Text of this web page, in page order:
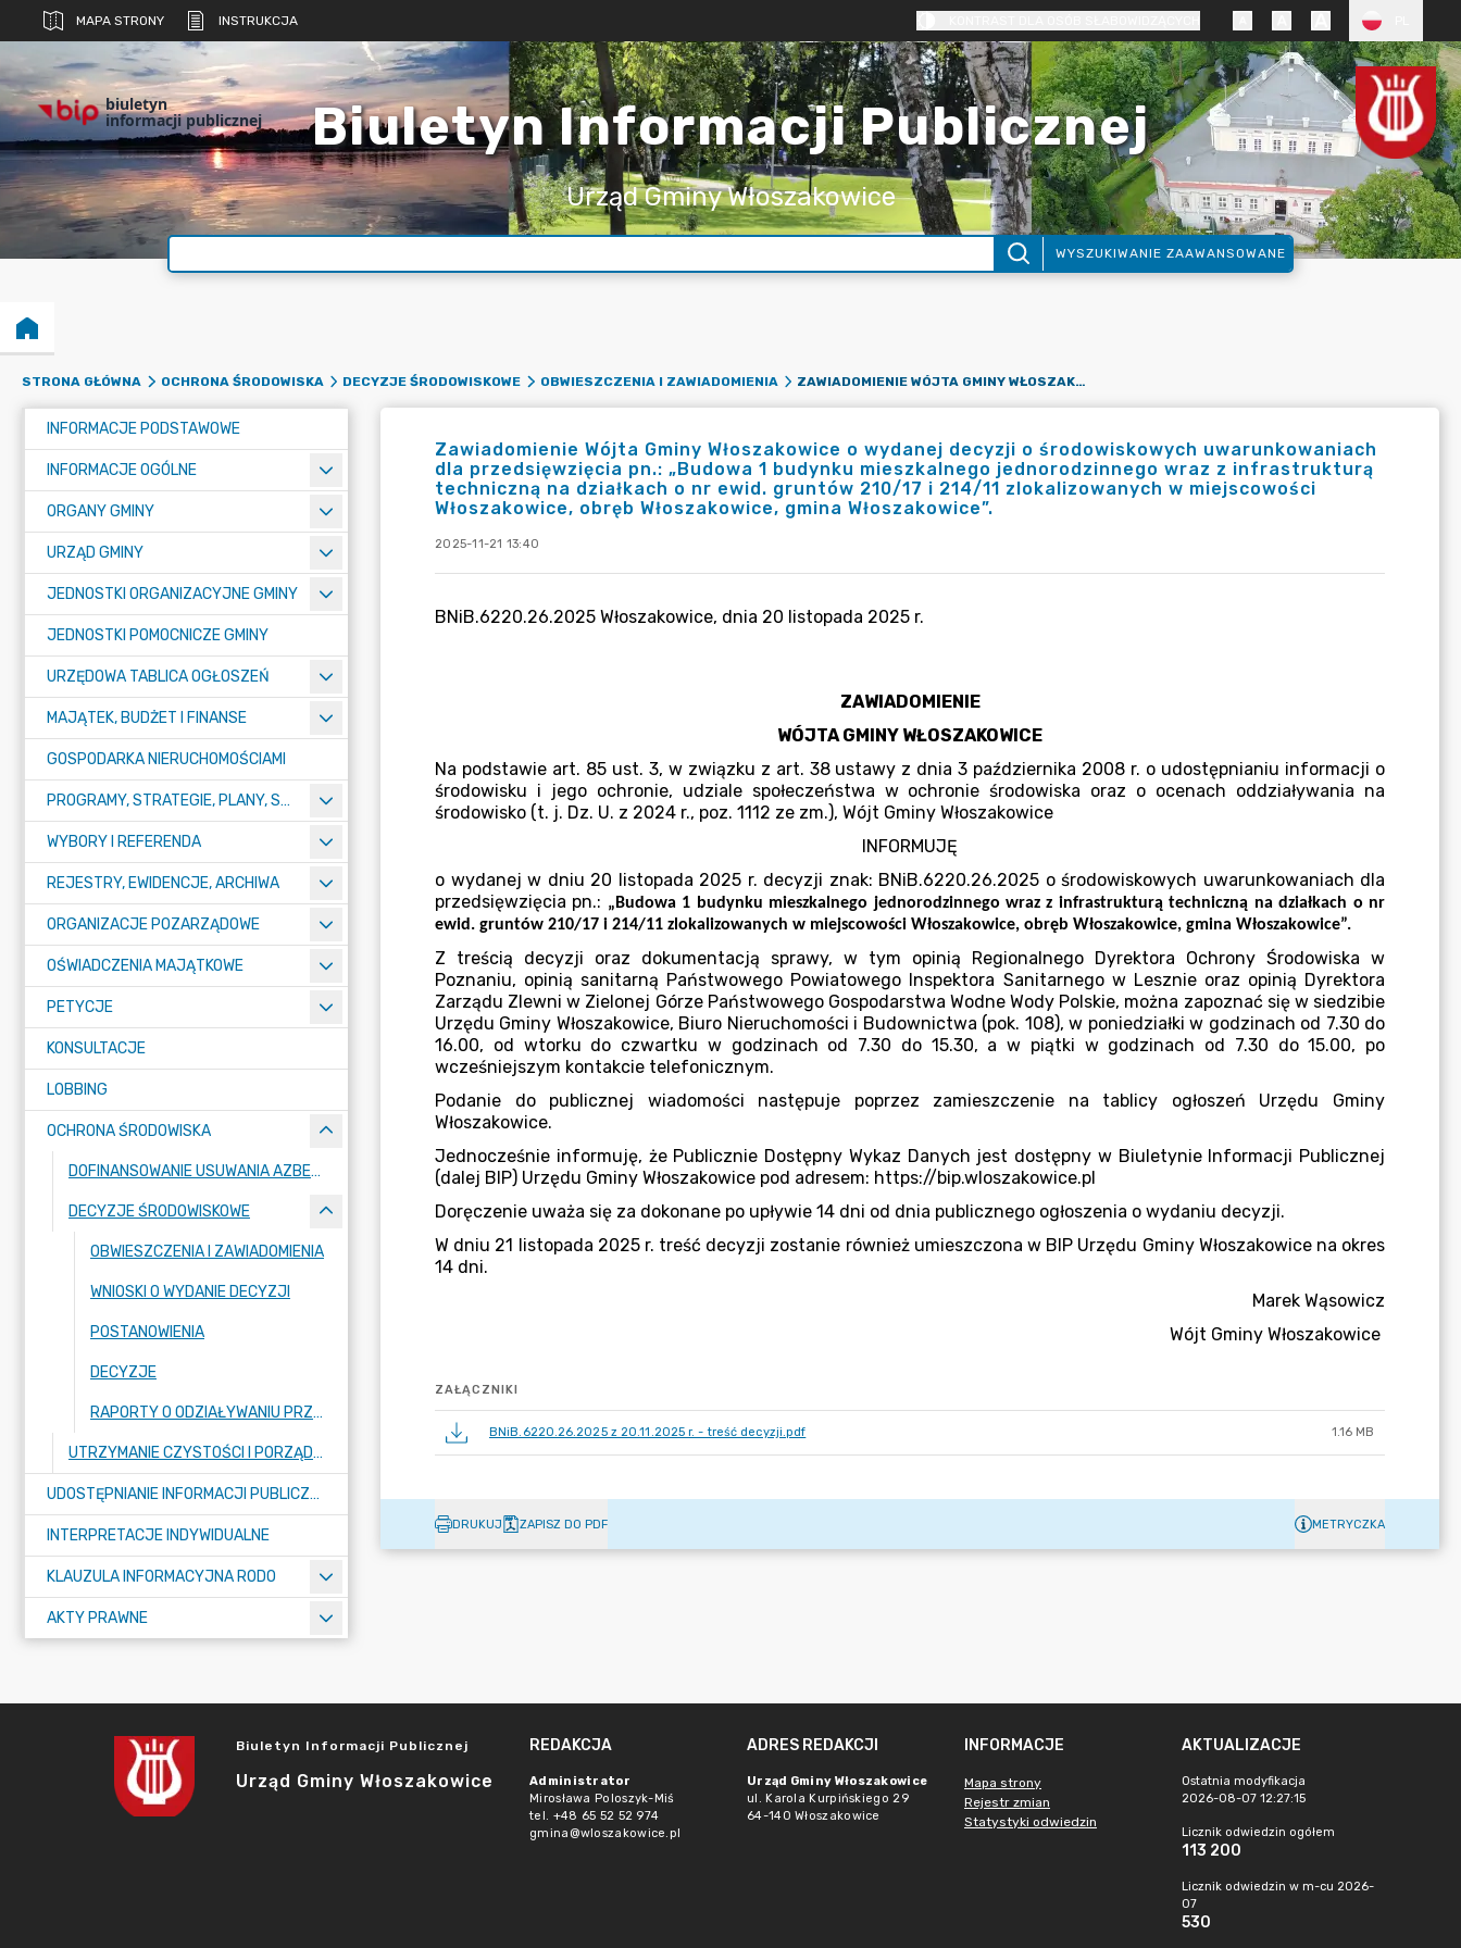
MAPA STRONY INSTRUKCJA
biuletyn
informacji publicznej Biuletyn Informacji Publicznej
Urząd Gminy Włoszakowice
WYSZUKIWANIE ZAAWANSOWANE
STRONA GŁÓWNA OCHRONA ŚRODOWISKA DECYZJE ŚRODOWISKOWE OBWIESZCZENIA I ZAWIADOMIENIA ZAWIADOMIENIE WÓJTA GMINY WŁOSZAKOWICE O WYDANEJ DECYZJI O ŚRODOWISKOWYCH UWARUNKOWANIACH DLA PRZEDSIĘWZIĘCIA PN.: „BUDOWA 1 BUDYNKU MIESZKALNEGO JEDNORODZINNEGO WRAZ Z INFRASTRUKTURĄ TECHNICZNĄ NA DZIAŁKACH O NR EWID. GRUNTÓW 210/17 I 214/11 ZLOKALIZOWANYCH W MIEJSCOWOŚCI WŁOSZAKOWICE, OBRĘB WŁOSZAKOWICE, GMINA WŁOSZAKOWICE”.
INFORMACJE PODSTAWOWE
INFORMACJE OGÓLNE
ORGANY GMINY
URZĄD GMINY
JEDNOSTKI ORGANIZACYJNE GMINY
JEDNOSTKI POMOCNICZE GMINY
URZĘDOWA TABLICA OGŁOSZEŃ
MAJĄTEK, BUDŻET I FINANSE
GOSPODARKA NIERUCHOMOŚCIAMI
PROGRAMY, STRATEGIE, PLANY, SPRAWOZDANIA I OPRACOWANIA
WYBORY I REFERENDA
REJESTRY, EWIDENCJE, ARCHIWA
ORGANIZACJE POZARZĄDOWE
OŚWIADCZENIA MAJĄTKOWE
PETYCJE
KONSULTACJE
LOBBING
OCHRONA ŚRODOWISKA
DOFINANSOWANIE USUWANIA AZBESTU
DECYZJE ŚRODOWISKOWE
OBWIESZCZENIA I ZAWIADOMIENIA
WNIOSKI O WYDANIE DECYZJI
POSTANOWIENIA
DECYZJE
RAPORTY O ODZIAŁYWANIU PRZEDSIĘWZIĘĆ NA ŚRODOWISKO
UTRZYMANIE CZYSTOŚCI I PORZĄDKU
UDOSTĘPNIANIE INFORMACJI PUBLICZNEJ
INTERPRETACJE INDYWIDUALNE
KLAUZULA INFORMACYJNA RODO
AKTY PRAWNE
Zawiadomienie Wójta Gminy Włoszakowice o wydanej decyzji o środowiskowych uwarunkowaniach
dla przedsięwzięcia pn.: „Budowa 1 budynku mieszkalnego jednorodzinnego wraz z infrastrukturą
techniczną na działkach o nr ewid. gruntów 210/17 i 214/11 zlokalizowanych w miejscowości
Włoszakowice, obręb Włoszakowice, gmina Włoszakowice”.
2025-11-21 13:40
ZAŁĄCZNIKI
BNiB.6220.26.2025 z 20.11.2025 r. - treść decyzji.pdf 1.16 MB
DRUKUJ ZAPISZ DO PDF METRYCZKA
Biuletyn Informacji Publicznej
Urząd Gminy Włoszakowice
REDAKCJA
Administrator
Mirosława Poloszyk-Miś
tel. +48 65 52 52 974
gmina@wloszakowice.pl
ADRES REDAKCJI
Urząd Gminy Włoszakowice
ul. Karola Kurpińskiego 29
64-140 Włoszakowice
INFORMACJE
Mapa strony
Rejestr zmian
Statystyki odwiedzin
AKTUALIZACJE
Ostatnia modyfikacja
2026-08-07 12:27:15
Licznik odwiedzin ogółem
113 200
Licznik odwiedzin w m-cu 2026-
07
530